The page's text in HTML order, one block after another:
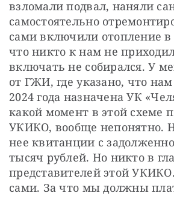
взломали подвал, наняли
самостоятельно
сами включили отопление в
что никто к нам не
включать не собирался. У
от ГЖИ, где указано, что нам
2024 года назначена УК
какой момент в этой схеме
УКИКО, вообще непонятно.
нее квитанции с
тысяч рублей. Но никто в
представителей этой
сами. За что мы должны